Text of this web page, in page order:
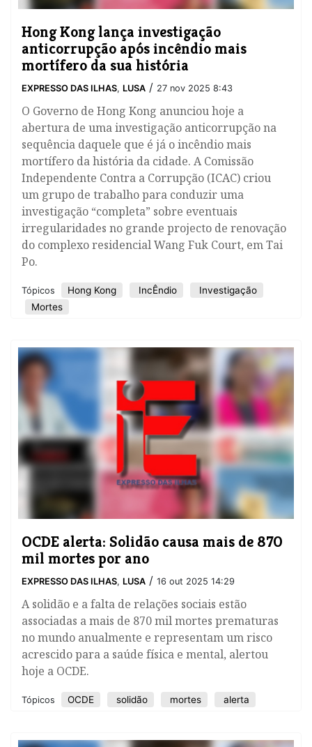
Hong Kong lança investigação
anticorrupção após incêndio mais
mortífero da sua história
EXPRESSO DAS ILHAS, LUSA / 27 nov 2025 8:43
O Governo de Hong Kong anunciou hoje a
abertura de uma investigação anticorrupção na
sequência daquele que é já o incêndio mais
mortífero da história da cidade. A Comissão
Independente Contra a Corrupção (ICAC) criou
um grupo de trabalho para conduzir uma
investigação “completa” sobre eventuais
irregularidades no grande projecto de renovação
do complexo residencial Wang Fuk Court, em Tai
Po.
Tópicos Hong Kong IncÊndio
Investigação
Mortes
OCDE alerta: Solidão causa mais de 870
mil mortes por ano
EXPRESSO DAS ILHAS, LUSA / 16 out 2025 14:29
A solidão e a falta de relações sociais estão
associadas a mais de 870 mil mortes prematuras
no mundo anualmente e representam um risco
acrescido para a saúde física e mental, alertou
hoje a OCDE.
Tópicos OCDE solidão mortes alerta